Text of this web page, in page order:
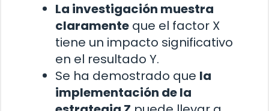
La investigación muestra
claramente que el factor X
tiene un impacto significativo
en el resultado Y.
Se ha demostrado que la
implementación de la